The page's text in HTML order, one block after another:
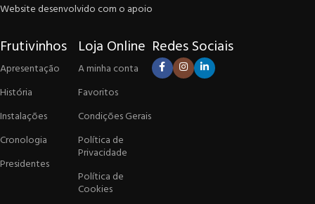
Website desenvolvido com o apoio
Frutivinhos
Apresentação
História
Instalações
Cronologia
Presidentes
Loja Online
A minha conta
Favoritos
Condições Gerais
Política de
Privacidade
Política de
Cookies
Redes Sociais